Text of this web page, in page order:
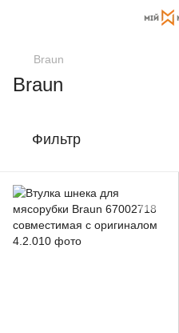
Braun
Braun
Фильтр